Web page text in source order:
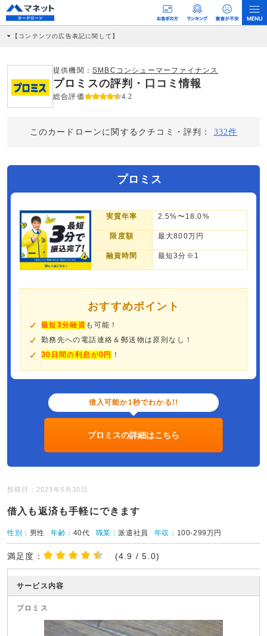
【コンテンツの広告表記に関して】
社に対して企業から紹介報酬が支払われるという収益モデルです。 ただし、特定の
商品を根拠なくPRするものではなく、当編集部の調査／ユーザーへの口コミ収集な
どに基づき、公平性を担保した情報提供を行っています。
>提携企業一覧
提供機関： SMBCコンシューマーファイナンス
プロミスの評判・口コミ情報
総合評価 4.2
このカードローンに関するクチコミ・評判： 332件
プロミス
実質年率 2.5%〜18.0%
限度額 最大800万円
融資時間 最短3分※1
おすすめポイント
最短3分融資 も可能！
勤務先への電話連絡＆郵送物は原則なし！
30日間の利息が0円
！
借入可能か1秒でわかる!!
プロミスの詳細はこちら
投稿日：2023年5月30日
借入も返済も手軽にできます
性別： 男性 年齢： 40代 職業：派遣社員 年収： 100-299万円
満足度： (4.9 / 5.0)
サービス内容
プロミス